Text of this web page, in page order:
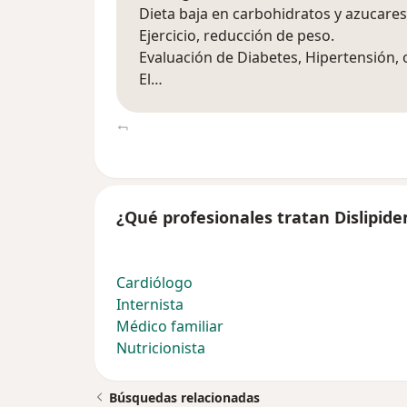
Dieta baja en carbohidratos y
Ejercicio, reducción de peso.
Evaluación de Diabetes, Hipertensión,
El…
¿Qué profesionales tratan
Cardiólogo
Internista
Médico familiar
Nutricionista
Búsquedas relacionadas